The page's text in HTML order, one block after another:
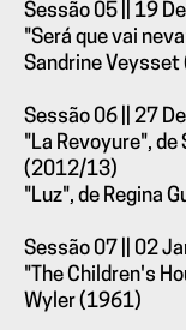
Sessão 05 || 19
"Será que vai
Sandrine Veysset
Sessão 06 || 27
"La Revoyure", de
(2012/13)
"Luz", de Regina
Sessão 07 || 02
"The Children's
Wyler (1961)